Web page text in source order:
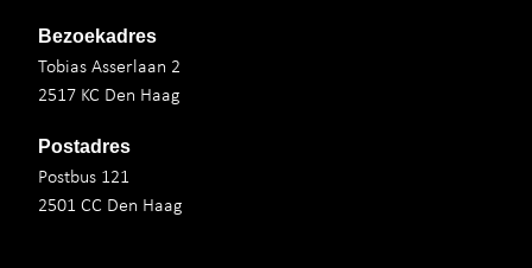
Bezoekadres
Tobias Asserlaan 2
2517 KC Den Haag
Postadres
Postbus 121
2501 CC Den Haag